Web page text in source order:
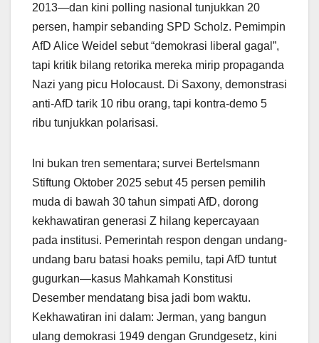
2013—dan kini polling nasional tunjukkan 20
persen, hampir sebanding SPD Scholz. Pemimpin
AfD Alice Weidel sebut “demokrasi liberal gagal”,
tapi kritik bilang retorika mereka mirip propaganda
Nazi yang picu Holocaust. Di Saxony, demonstrasi
anti-AfD tarik 10 ribu orang, tapi kontra-demo 5
ribu tunjukkan polarisasi.
Ini bukan tren sementara; survei Bertelsmann
Stiftung Oktober 2025 sebut 45 persen pemilih
muda di bawah 30 tahun simpati AfD, dorong
kekhawatiran generasi Z hilang kepercayaan
pada institusi. Pemerintah respon dengan undang-
undang baru batasi hoaks pemilu, tapi AfD tuntut
gugurkan—kasus Mahkamah Konstitusi
Desember mendatang bisa jadi bom waktu.
Kekhawatiran ini dalam: Jerman, yang bangun
ulang demokrasi 1949 dengan Grundgesetz, kini